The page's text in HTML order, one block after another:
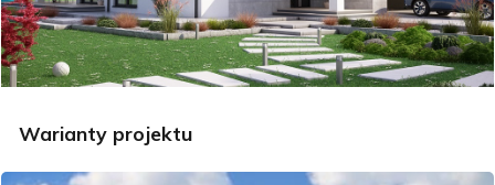
Warianty projektu